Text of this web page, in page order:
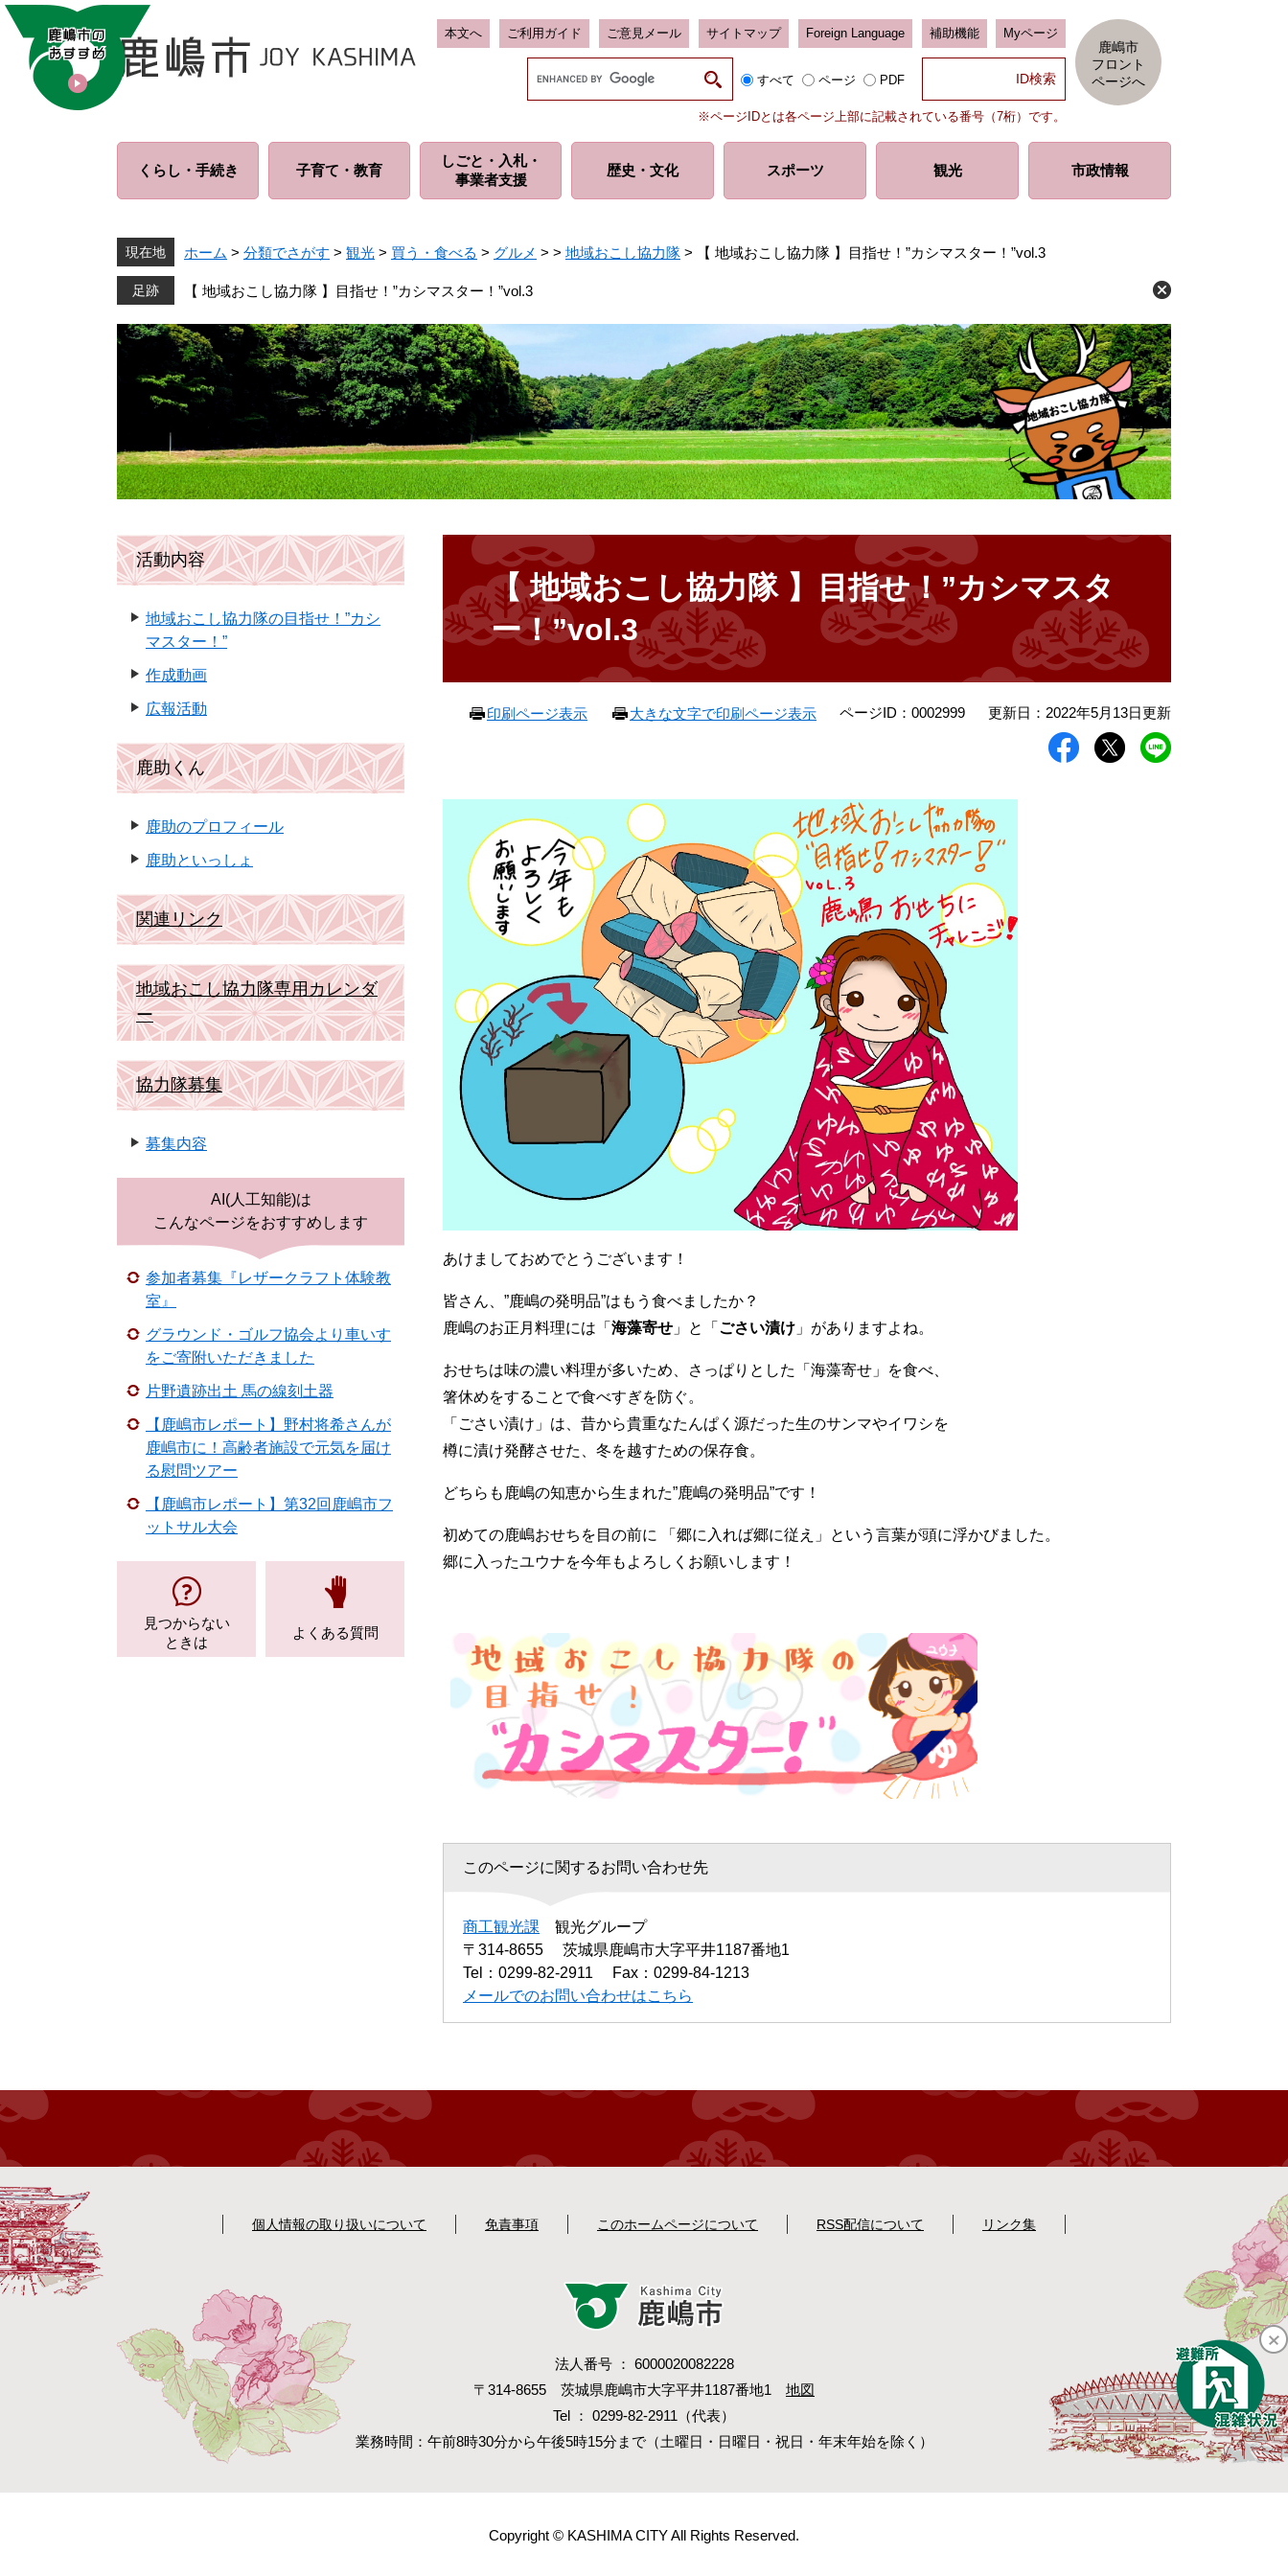
ペ
メ
本文へ ご利用ガイド ご意見メール サイトマップ Foreign Language 補助機能 Myページ
ム
索
すべて ページ PDF
※ページIDとは各ページ上部に記載されている番号（7桁）です。
鹿嶋市
フロント
ページへ
くらし・ 手続き 子育て・ 教育
しごと・入札・
事業者支援
歴史・ 文化 スポーツ 観光 市政情報
現在地 ホーム > 分類でさがす > 観光 > 買う・食べる > グルメ > > 地域おこし協力隊 > 【 地域おこし協力隊 】目指せ！”カシマスター！”vol.3
【 地域おこし協力隊 】目指せ！”カシマスター！”vol.3
【 地域おこし協力隊 】目指せ！”カシマスタ
ー！”vol.3
印刷ページ表示 大きな文字で印刷ページ表示 ページID：0002999 更新日：2022年5月13日更新
あけましておめでとうございます！
皆さん、”鹿嶋の発明品”はもう食べましたか？
鹿嶋のお正月料理には「 海藻寄せ 」と「 ごさい漬け 」がありますよね。
おせちは味の濃い料理が多いため、さっぱりとした「海藻寄せ」を食べ、
箸休めをすることで食べすぎを防ぐ。
「ごさい漬け」は、昔から貴重なたんぱく源だった生のサンマやイワシを
樽に漬け発酵させた、冬を越すための保存食。
どちらも鹿嶋の知恵から生まれた”鹿嶋の発明品”です！
初めての鹿嶋おせちを目の前に 「郷に入れば郷に従え」という言葉が頭に浮かびました。
郷に入ったユウナを今年もよろしくお願いします！
このページに関するお問い合わせ先
商工観光課
観光グループ
〒314-8655
茨城県鹿嶋市大字平井1187番地1
Tel：0299-82-2911
Fax：0299-84-1213
メールでのお問い合わせはこちら
活動内容
地域おこし協力隊の目指せ！”カシ
マスター！”
作成動画
広報活動
鹿助くん
鹿助のプロフィール
鹿助といっしょ
関連リンク
地域おこし協力隊専用カレンダ
ー
協力隊募集
募集内容
AI(人工知能)は
こんなページをおすすめします
参加者募集『レザークラフト体験教
室』
グラウンド・ゴルフ協会より車いす
をご寄附いただきました
片野遺跡出土 馬の線刻土器
【鹿嶋市レポート】野村将希さんが
鹿嶋市に！高齢者施設で元気を届け
る慰問ツアー
【鹿嶋市レポート】第32回鹿嶋市フ
ットサル大会
見つからない
ときは
よくある質問
個人情報の取り扱いについて 免責事項 このホームページについて RSS配信について リンク集
法人番号 ： 6000020082228
〒314-8655 茨城県鹿嶋市大字平井1187番地1 地図
Tel ： 0299-82-2911（代表）
業務時間：午前8時30分から午後5時15分まで（土曜日・日曜日・祝日・年末年始を除く）
Copyright © KASHIMA CITY All Rights Reserved.